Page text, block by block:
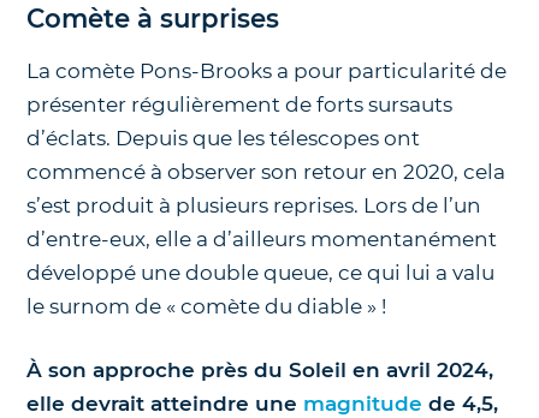
Comète à surprises
La comète Pons-Brooks a pour particularité de
présenter régulièrement de forts sursauts
d’éclats. Depuis que les télescopes ont
commencé à observer son retour en 2020, cela
s’est produit à plusieurs reprises. Lors de l’un
d’entre-eux, elle a d’ailleurs momentanément
développé une double queue, ce qui lui a valu
le surnom de « comète du diable » !
À son approche près du Soleil en avril 2024,
elle devrait atteindre une magnitude de 4,5,